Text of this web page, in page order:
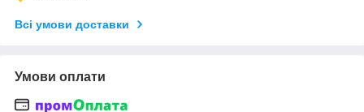
Всі умови доставки
Умови оплати